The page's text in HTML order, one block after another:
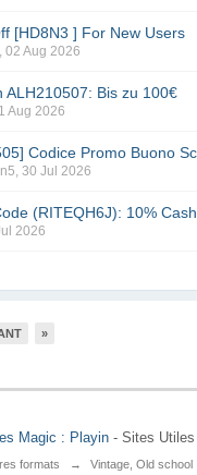
[HD8N3 ] For New Users
,02 Aug 2026
ALH210507: Bis zu 100€
Aug 2026
Codice Promo Buono
,30 Jul 2026
(RITEQH6J): 10%
2026
»
Magic : Playin - Sites Utiles
formats → Vintage, Old school